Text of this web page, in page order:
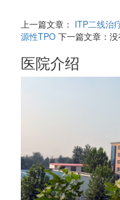
上一篇文章： ITP二线治
源性TPO 下一篇文章：没
医院介绍